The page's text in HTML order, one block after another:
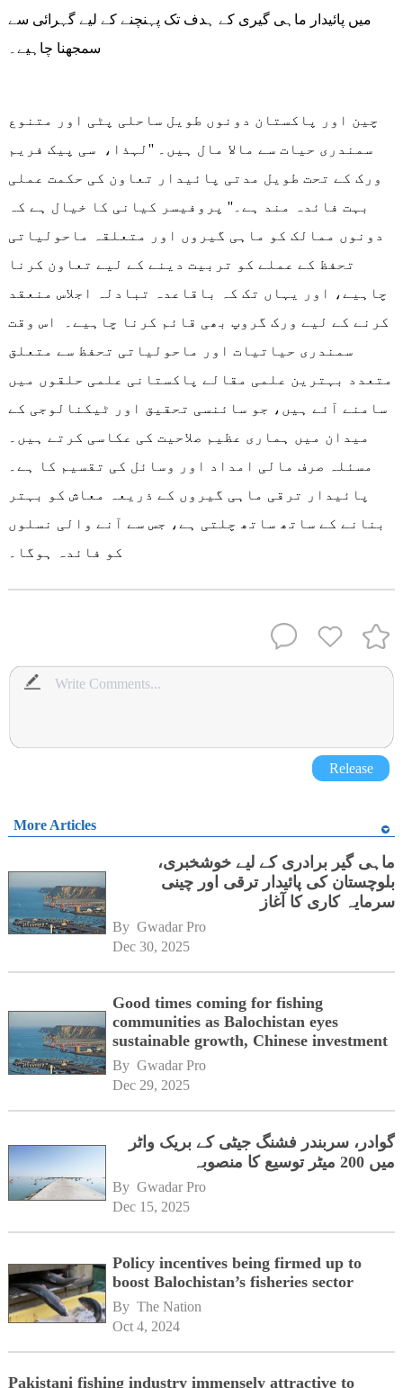
میں پائیدار ماہی گیری کے ہدف تک پہنچنے کے لیے گہرائی سے
چین اور پاکستان دونوں طویل ساحلی پٹی اور متنوع
سمندری حیات سے مالا مال ہیں۔ ''لہذا، سی پیک فریم
ورک کے تحت طویل مدتی پائیدار تعاون کی حکمت عملی
بہت فائدہ مند ہے۔'' پروفیسر کیانی کا خیال ہے کہ
دونوں ممالک کو ماہی گیروں اور متعلقہ ماحولیاتی
تحفظ کے عملے کو تربیت دینے کے لیے تعاون کرنا
چاہیے، اور یہاں تک کہ باقاعدہ تبادلہ اجلاس منعقد
کرنے کے لیے ورک گروپ بھی قائم کرنا چاہیے۔ اس وقت
سمندری حیاتیات اور ماحولیاتی تحفظ سے متعلق
متعدد بہترین علمی مقالے پاکستانی علمی حلقوں میں
سامنے آئے ہیں، جو سائنسی تحقیق اور ٹیکنالوجی کے
میدان میں ہماری عظیم صلاحیت کی عکاسی کرتے ہیں۔
مسئلہ صرف مالی امداد اور وسائل کی تقسیم کا ہے۔
پائیدار ترقی ماہی گیروں کے ذریعہ معاش کو بہتر
بنانے کے ساتھ ساتھ چلتی ہے، جس سے آنے والی نسلوں
کو فائدہ ہوگا۔
Release
More Articles
ماہی گیر برادری کے لیے خوشخبری،
بلوچستان کی پائیدار ترقی اور چینی
سرمایہ کاری کا آغاز
By Gwadar Pro
Dec 30, 2025
Good times coming for fishing
communities as Balochistan eyes
sustainable growth, Chinese investment
By Gwadar Pro
Dec 29, 2025
گوادر، سربندر فشنگ جیٹی کے بریک واٹر
میں 200 میٹر توسیع کا منصوبہ
By Gwadar Pro
Dec 15, 2025
Policy incentives being firmed up to
boost Balochistan’s fisheries sector
By The Nation
Oct 4, 2024
Pakistani fishing industry immensely attractive to